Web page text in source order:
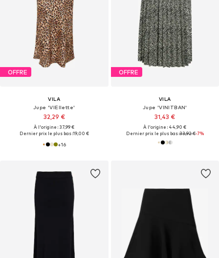
OFFRE
VILA
Jupe 'VIEllette'
32,29 €
À l'origine : 37,99 €
Dernier prix le plus bas :19,00 €
+16
OFFRE
VILA
Jupe 'VINITBAN'
31,43 €
À l'origine : 44,90 €
Dernier prix le plus bas :33,92 €-7%